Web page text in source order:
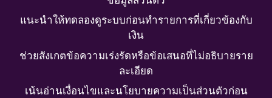
แนะนำให้ทดลองดูระบบก่อนทำรายการที่เกี่ยวข้องกับ
เงิน
ช่วยสังเกตข้อความเร่งรัดหรือข้อเสนอที่ไม่อธิบายราย
ละเอียด
เน้นอ่านเงื่อนไขและนโยบายความเป็นส่วนตัวก่อน